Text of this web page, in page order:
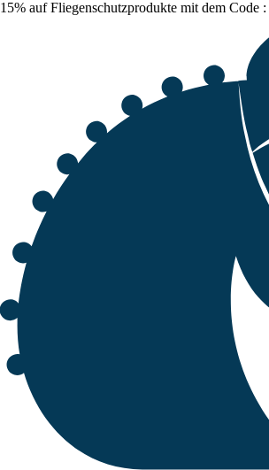
15% auf Fliegenschutzprodukte mit dem Code :